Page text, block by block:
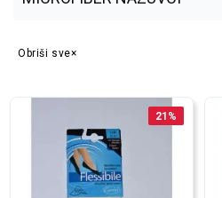
Obriši sve
21 %